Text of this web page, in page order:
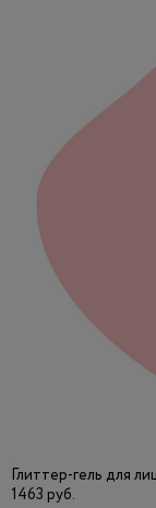
Глиттер-гель для
1463 руб.